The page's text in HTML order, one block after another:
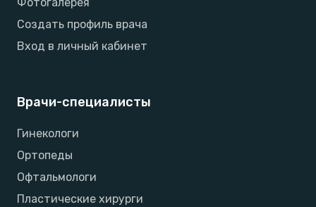
Фотогалерея
Создать профиль врача
Вход в личный кабинет
Врачи-специалисты
Гинекологи
Ортопеды
Офтальмологи
Пластические хирурги